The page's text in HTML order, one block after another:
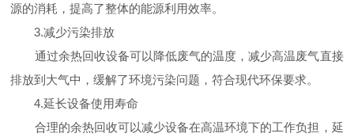
源的消耗，提高了整体的能源利用效率。
3.减少污染排放
通过余热回收设备可以降低废气的温度，减少高温废气直接
排放到大气中，缓解了环境污染问题，符合现代环保要求。
4.延长设备使用寿命
合理的余热回收可以减少设备在高温环境下的工作负担，延